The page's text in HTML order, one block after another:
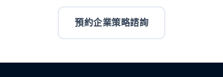
預約企業策略諮詢